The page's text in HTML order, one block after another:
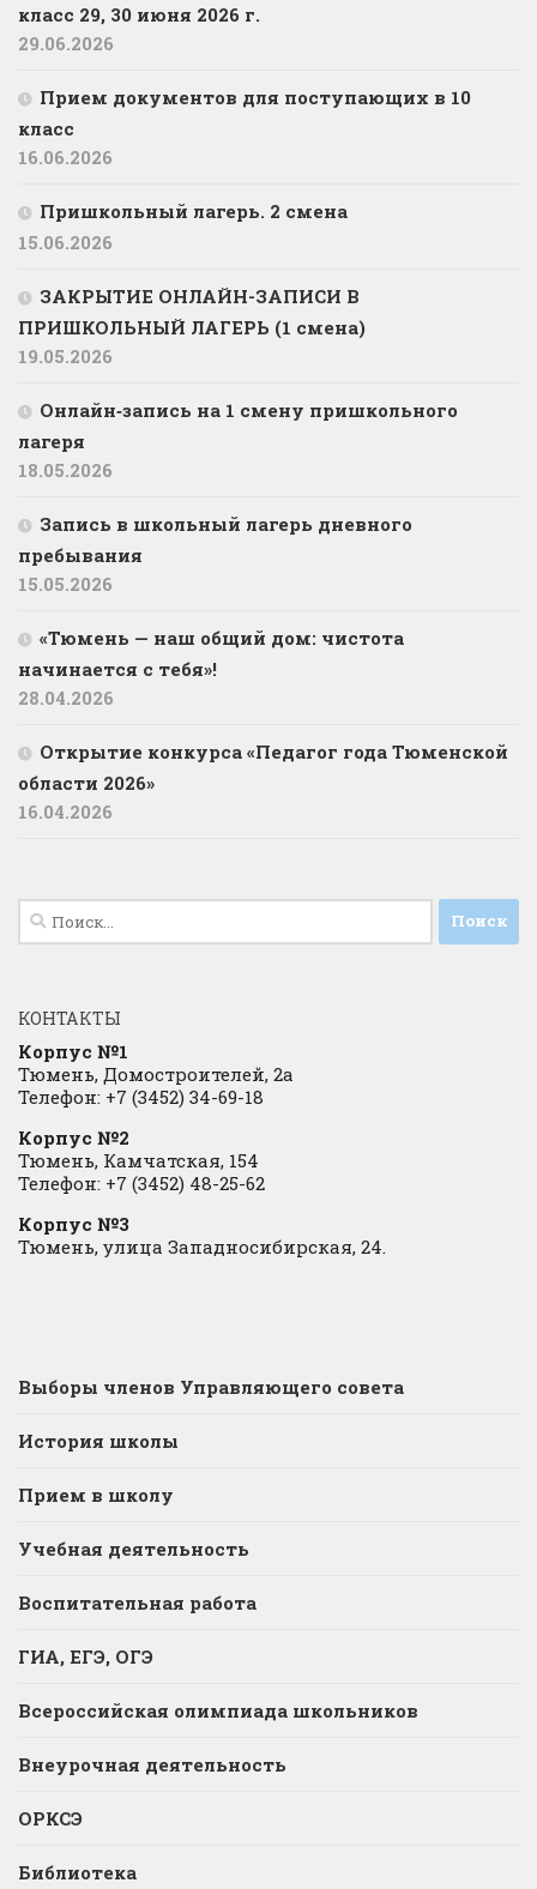
класс 29, 30 июня 2026 г.
29.06.2026
Прием документов для поступающих в 10
класс
16.06.2026
Пришкольный лагерь. 2 смена
15.06.2026
ЗАКРЫТИЕ ОНЛАЙН-ЗАПИСИ В
ПРИШКОЛЬНЫЙ ЛАГЕРЬ (1 смена)
19.05.2026
Онлайн‑запись на 1 смену пришкольного
лагеря
18.05.2026
Запись в школьный лагерь дневного
пребывания
15.05.2026
«Тюмень — наш общий дом: чистота
начинается с тебя»!
28.04.2026
Открытие конкурса «Педагог года Тюменской
области 2026»
16.04.2026
Найти:
КОНТАКТЫ
Корпус №1
Тюмень, Домостроителей, 2а
Телефон: +7 (3452) 34-69-18
Корпус №2
Тюмень, Камчатская, 154
Телефон: +7 (3452) 48-25-62
Корпус №3
Тюмень, улица Западносибирская, 24.
Выборы членов Управляющего совета
История школы
Прием в школу
Учебная деятельность
Воспитательная работа
ГИА, ЕГЭ, ОГЭ
Всероссийская олимпиада школьников
Внеурочная деятельность
ОРКСЭ
Библиотека